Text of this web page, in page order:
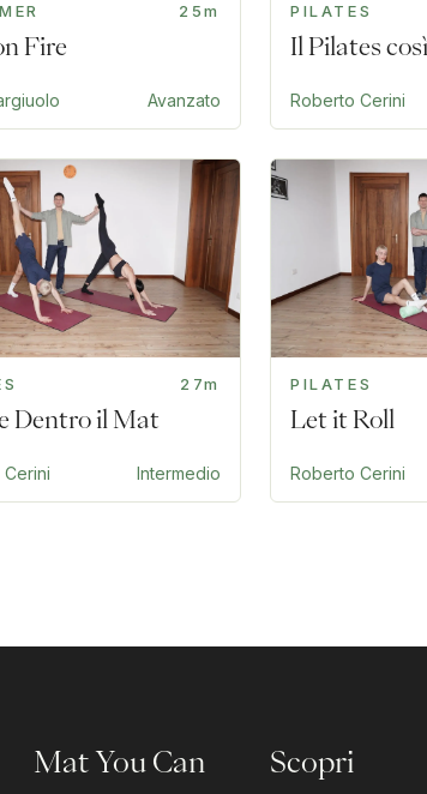
25m
Fire
Avanzato
PILATES
Il Pilates
Roberto Cerini
27m
Dentro il Mat
Intermedio
PILATES
Let it Roll
Roberto Cerini
Mat You Can Scopri